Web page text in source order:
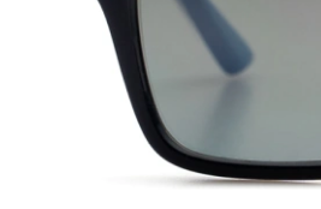
33 mm
Výška očnice